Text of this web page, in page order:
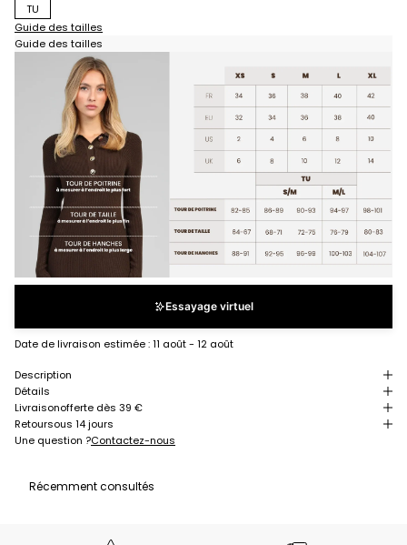
TU
Guide des tailles
Guide des tailles
Essayage virtuel
Date de livraison estimée :11 août - 12 août
Description
Détails
Livraisonofferte dès 39 €
Retoursous 14 jours
Une question ?Contactez-nous
Récemment consultés